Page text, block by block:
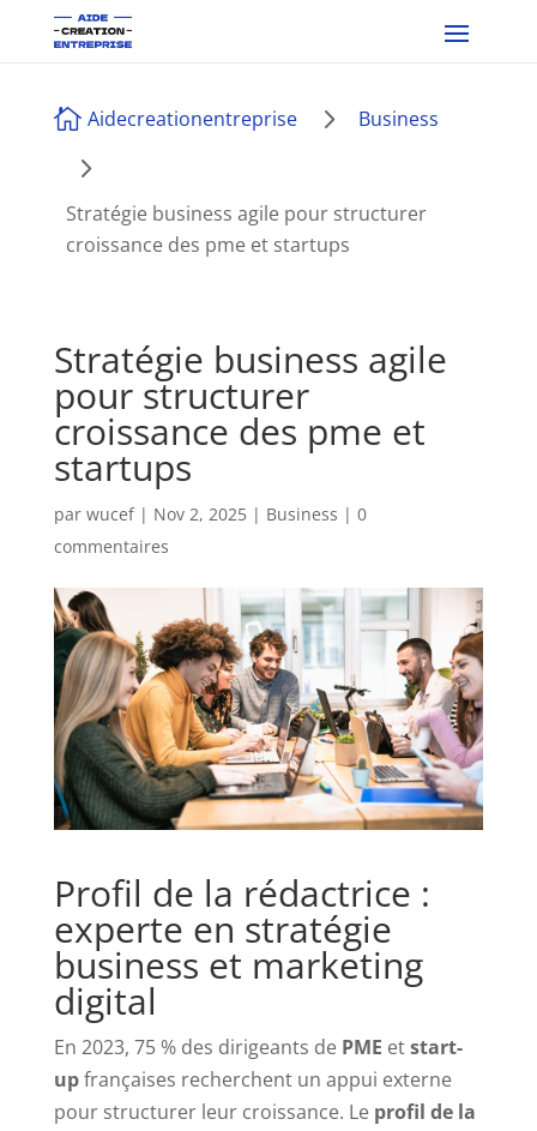
 Aidecreationentreprise 5 Business
5
Stratégie business agile pour structurer
croissance des pme et startups
Stratégie business agile
pour structurer
croissance des pme et
startups
par wucef| Nov 2, 2025| Business | 0
commentaires
Profil de la rédactrice :
experte en stratégie
business et marketing
digital
En 2023, 75 % des dirigeants de PME etstart-
upfrançaises recherchent un appui externe
pour structurer leur croissance. Le profil de la